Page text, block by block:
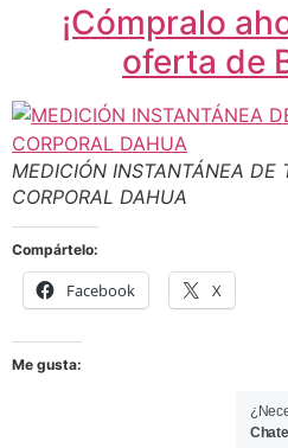
¡Cómpralo
oferta de
MEDICIÓN INSTANTÁNEA DE
CORPORAL DAHUA
Compártelo:
Facebook X
Me gusta: